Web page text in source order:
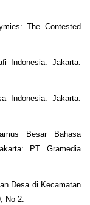
The Contested
Indonesia. Jakarta:
Indonesia. Jakarta:
Besar Bahasa
PT Gramedia
Desa di Kecamatan
No 2.